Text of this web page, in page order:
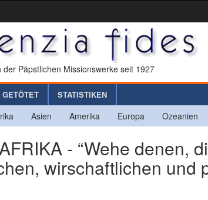
der Päpstlichen Missionswerke seit 1927
STATISTIKEN
Asien Amerika Europa Ozeanien
- “Wehe denen,
wirschaftlichen und